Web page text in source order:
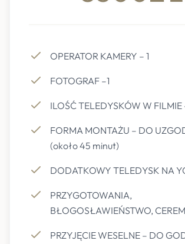
OPERATOR KAMERY – 1
FOTOGRAF –1
ILOŚĆ TELEDYSKÓW W FILMIE
FORMA MONTAŻU – DO
(około 45 minut)
DODATKOWY TELEDYSK NA
PRZYGOTOWANIA,
BŁOGOSŁAWIEŃSTWO,
PRZYJĘCIE WESELNE – DO